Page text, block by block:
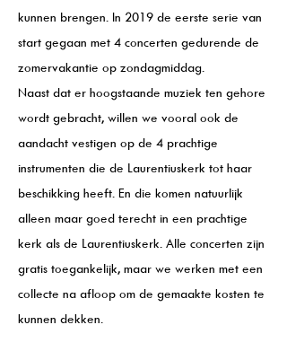
kunnen brengen. In 2019 de eerste serie van
start gegaan met 4 concerten gedurende de
zomervakantie op zondagmiddag.
Naast dat er hoogstaande muziek ten gehore
wordt gebracht, willen we vooral ook de
aandacht vestigen op de 4 prachtige
instrumenten die de Laurentiuskerk tot haar
beschikking heeft. En die komen natuurlijk
alleen maar goed terecht in een prachtige
kerk als de Laurentiuskerk. Alle concerten zijn
gratis toegankelijk, maar we werken met een
collecte na afloop om de gemaakte kosten te
kunnen dekken.